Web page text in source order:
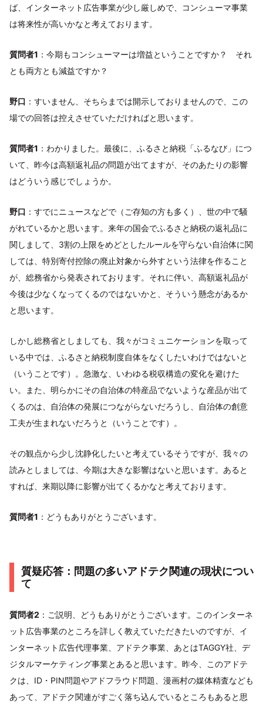
ば、インターネット広告事業が少し厳しめで、コンシューマ事業
は将来性が高いかなと考えております。
質問者1 ：今期もコンシューマーは増益ということですか？ それ
とも両方とも減益ですか？
野口 ：すいません、そちらまでは開示しておりませんので、この
場での回答は控えさせていただければと思います。
質問者1 ：わかりました。最後に、ふるさと納税「ふるなび」につ
いて、昨今は高額返礼品の問題が出てますが、そのあたりの影響
はどういう感じでしょうか。
野口 ：すでにニュースなどで（ご存知の方も多く）、世の中で騒
がれているかと思います。来年の国会でふるさと納税の返礼品に
関しまして、3割の上限をめどとしたルールを守らない自治体に関
しては、特別寄付控除の廃止対象から外すという法律を作ること
が、総務省から発表されております。それに伴い、高額返礼品が
今後は少なくなってくるのではないかと、そういう懸念があるか
と思います。
しかし総務省としましても、我々がコミュニケーションを取って
いる中では、ふるさと納税制度自体をなくしたいわけではないと
（いうことです）。急激な、いわゆる税収構造の変化を避けた
い。また、明らかにその自治体の特産品でないような産品が出て
くるのは、自治体の発展につながらないだろうし、自治体の創意
工夫が生まれないだろうと（いうことです）。
その観点から少し沈静化したいと考えているそうですが、我々の
読みとしましては、今期は大きな影響はないと思います。あると
すれば、来期以降に影響が出てくるかなと考えております。
質問者1 ：どうもありがとうございます。
質疑応答：問題の多いアドテク関連の現状につい
て
質問者2 ：ご説明、どうもありがとうございます。このインターネ
ット広告事業のところを詳しく教えていただきたいのですが、イ
ンターネット広告代理事業、アドテク事業、あとはTAGGY社、デ
ジタルマーケティング事業とあると思います。昨今、このアドテ
クは、ID・PIN問題やアドフラウド問題、漫画村の媒体精査なども
あって、アドテク関連がすごく落ち込んでいるところもあると思